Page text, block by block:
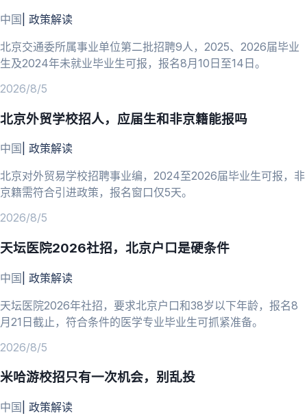
中国 政策解读
北京交通委所属事业单位第二批招聘9人，2025、2026届毕业
生及2024年未就业毕业生可报，报名8月10日至14日。
2026/8/5
北京外贸学校招人，应届生和非京籍能报吗
中国 政策解读
北京对外贸易学校招聘事业编，2024至2026届毕业生可报，非
京籍需符合引进政策，报名窗口仅5天。
2026/8/5
天坛医院2026社招，北京户口是硬条件
中国 政策解读
天坛医院2026年社招，要求北京户口和38岁以下年龄，报名8
月21日截止，符合条件的医学专业毕业生可抓紧准备。
2026/8/5
米哈游校招只有一次机会，别乱投
中国 政策解读